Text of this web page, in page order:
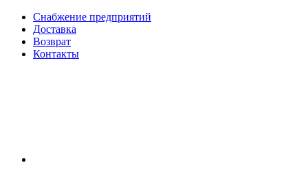
Снабжение предприятий
Доставка
Возврат
Контакты